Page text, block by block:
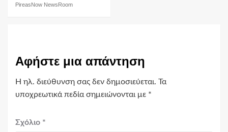
PireasNow NewsRoom
Αφήστε μια απάντηση
Η ηλ. διεύθυνση σας δεν δημοσιεύεται. Τα
υποχρεωτικά πεδία σημειώνονται με *
Σχόλιο *